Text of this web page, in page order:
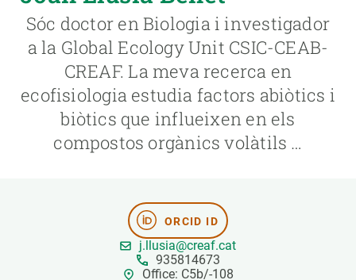
Sóc doctor en Biologia i investigador
a la Global Ecology Unit CSIC-CEAB-
CREAF. La meva recerca en
ecofisiologia estudia factors abiòtics i
biòtics que influeixen en els
compostos orgànics volàtils …
ORCID ID
j.llusia@creaf.cat
935814673
Office: C5b/-108
NOTÍCIES I AGENDA